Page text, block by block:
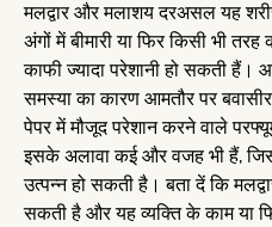
मलद्वार और मलाशय दरअसल यह
अंगों में बीमारी या फिर किसी भी
काफी ज्यादा परेशानी हो सकती हैं।
समस्या का कारण आमतौर पर
पेपर में मौजूद परेशान करने वाले
इसके अलावा कई और वजह भी हैं,
उत्पन्न हो सकती है। बता दें कि
सकती है और यह व्यक्ति के काम या